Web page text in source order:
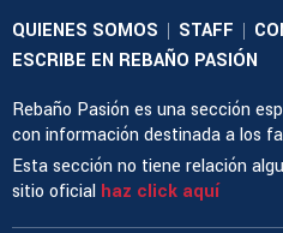
QUIENES SOMOS | STAFF |
ESCRIBE EN REBAÑO PASIÓN
Rebaño Pasión es una sección
con información destinada a los
Esta sección no tiene relación
sitio oficial haz click aquí